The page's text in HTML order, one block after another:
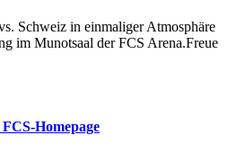
Schweiz in einmaliger Atmosphäre
im Munotsaal der FCS Arena.Freue
Homepage